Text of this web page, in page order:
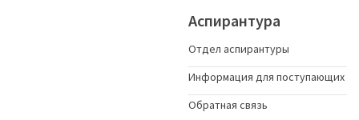
Аспирантура
Отдел аспирантуры
Информация для поступающих
Обратная связь